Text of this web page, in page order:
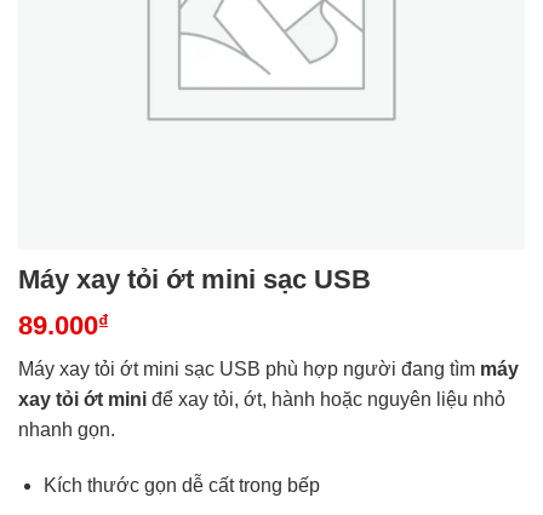
Máy xay tỏi ớt mini sạc USB
89.000₫
Máy xay tỏi ớt mini sạc USB phù hợp người đang tìm máy
xay tỏi ớt mini để xay tỏi, ớt, hành hoặc nguyên liệu nhỏ
nhanh gọn.
Kích thước gọn dễ cất trong bếp